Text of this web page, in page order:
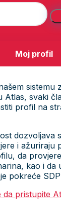
Moj profil
sistemu
Atlas, svaki
profil na
dozvoljava
i ažuriraju
da
kao i da
pokreće
da pristupite